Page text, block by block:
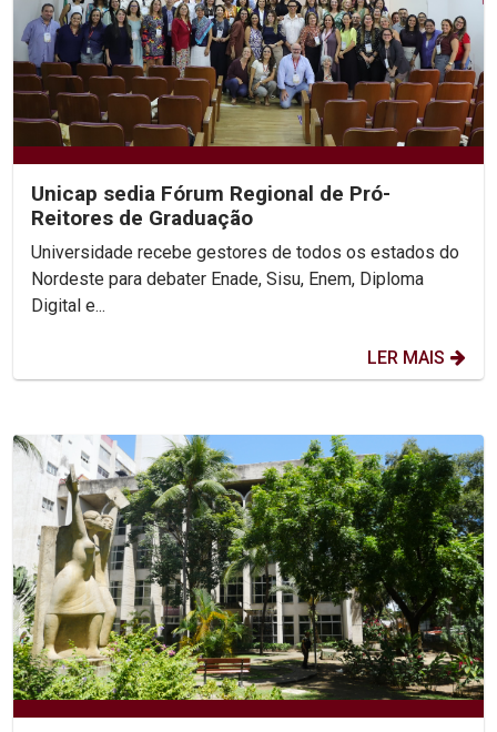
Unicap sedia Fórum Regional de Pró-
Reitores de Graduação
Universidade recebe gestores de todos os estados do
Nordeste para debater Enade, Sisu, Enem, Diploma
Digital e...
LER MAIS